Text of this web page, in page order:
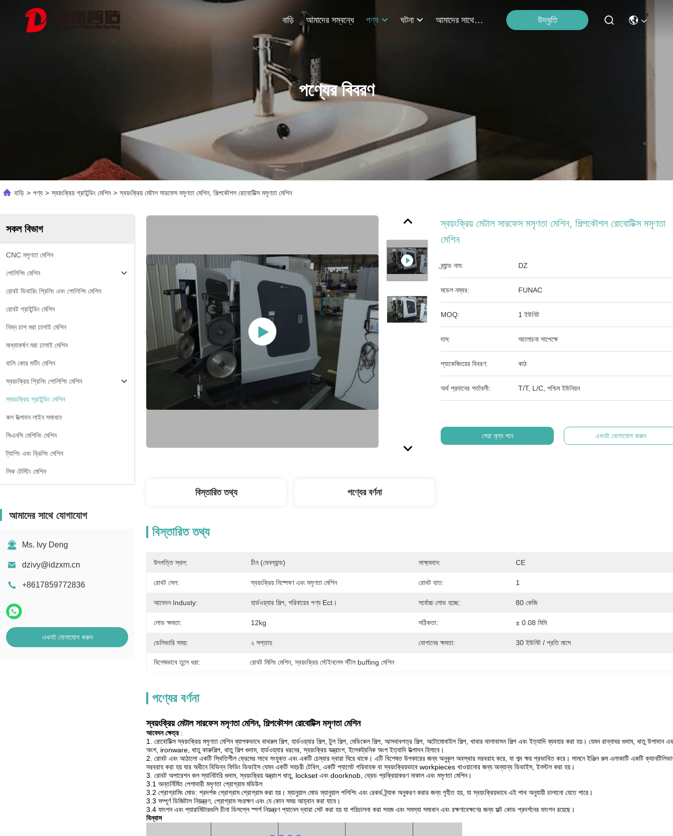
বাড়ি আমাদের সম্বন্ধে পণ্য ঘটনা আমাদের সাথে যোগাযোগ উদ্ধৃতি
পণ্যের বিবরণ
বাড়ি > পণ্য > স্বয়ংক্রিয় গ্রাইন্ডিং মেশিন > স্বয়ংক্রিয় মেটাল সারফেস মসৃণতা মেশিন, শিল্পকৌশল রোবোটিক্স মসৃণতা মেশিন
সকল বিভাগ
CNC মসৃণতা মেশিন
পোলিশিং মেশিন
রোবট ডিবারিং গ্রিলিং এবং পোলিশিং মেশিন
রোবট গ্রাইন্ডিং মেশিন
নিম্ন চাপ মরা ঢালাই মেশিন
মাধ্যাকর্ষণ মরা ঢালাই মেশিন
বালি কোর শুটিং মেশিন
স্বয়ংক্রিয় গ্রিলিং পোলিশিং মেশিন
স্বয়ংক্রিয় গ্রাইন্ডিং মেশিন
কল উত্পাদন লাইন সমাধান
সিএনসি মেশিনিং মেশিন
ট্যাপিং এবং ড্রিলিং মেশিন
লিক টেস্টিং মেশিন
আমাদের সাথে যোগাযোগ
Ms. Ivy Deng
dzivy@idzxm.cn
+8617859772836
এখনই যোগাযোগ করুন
স্বয়ংক্রিয় মেটাল সারফেস মসৃণতা মেশিন, শিল্পকৌশল রোবোটিক্স মসৃণতা
মেশিন
ব্র্যান্ড নাম: DZ
মডেল নম্বর: FUNAC
MOQ: 1 ইউনিট
দাম: আলোচনা সাপেক্ষে
প্যাকেজিংয়ের বিবরণ: কাঠ
অর্থ প্রদানের শর্তাবলী: T/T, L/C, পশ্চিম ইউনিয়ন
সেরা মূল্য পান এখনই যোগাযোগ করুন
বিস্তারিত তথ্য পণ্যের বর্ণনা
বিস্তারিত তথ্য
উৎপত্তি স্থল: চীন (মেনল্যান্ড) সাক্ষ্যদান: CE
রোবট সেল: স্বয়ংক্রিয় নিষ্পেষণ এবং মসৃণতা মেশিন রোবট হাত: 1
আবেদন Industy: হার্ডওয়্যার শিল্প, পরিবারের পণ্য Ect। সর্বোচ্চ লোড হচ্ছে: 80 কেজি
লোড ক্ষমতা: 12kg সঠিকতা: ± 0.08 মিমি
ডেলিভারি সময়: ২ সপ্তাহ যোগানের ক্ষমতা: 30 ইউনিট / প্রতি মাসে
বিশেষভাবে তুলে ধরা: রোবট মিলিং মেশিন, স্বয়ংক্রিয় স্টেইনলেস স্টীল buffing মেশিন
পণ্যের বর্ণনা
স্বয়ংক্রিয় মেটাল সারফেস মসৃণতা মেশিন, শিল্পকৌশল রোবোটিক্স মসৃণতা মেশিন
আবেদন ক্ষেত্র:
1. রোবোটিক্স স্বয়ংক্রিয় মসৃণতা মেশিন ব্যাপকভাবে বাথরুম শিল্প, হার্ডওয়্যার শিল্প, টুল শিল্প, মেডিকেল শিল্প, আসবাবপত্র শিল্প, অটোমোবাইল শিল্প, খাবার থালাবাসন শিল্প এবং ইত্যাদি ব্যবহার করা হয়। যেমন রান্নাঘর গুদাম, ধাতু উপাদান
অংশ, ironware, ধাতু কারুশিল্প, ধাতু শিল্প গুদাম, হার্ডওয়্যার ধরনের, স্বয়ংক্রিয় যন্ত্রাংশ, ইলেকট্রনিক অংশ ইত্যাদি উত্পাদন হিসাবে।
2. রোবট এবং আঠালো একটি স্থিতিশীল ফ্রেমের সাথে সংযুক্ত এবং একটি চেম্বার দ্বারা ঘিরে থাকে। এটি বিশেষত উপকারের জন্য অনুকূল অবস্থার সরবরাহ করে, যা শব্দ ক্ষয় প্রভাবিত করে। সামনে ইঞ্জিন রুম এলাকাটি একটি
সরবরাহ করা হয় যার অধীনে বিভিন্ন ফিডিং ডিভাইস যেমন একটি সহচরী টেবিল, একটি প্যালেট পরিবাহক বা স্বয়ংক্রিয়ভাবে workpieces খাওয়ানোর জন্য অন্যান্য ডিভাইস, ইনস্টল করা হয়।
3. রোবট অপারেশন কল স্যানিটারি গুদাম, স্বয়ংক্রিয় যন্ত্রাংশ ধাতু, lockset এবং doorknob, থ্রেড প্রক্রিয়াকরণ নাকাল এবং মসৃণতা মেশিন।
3.1 অন্তর্নির্মিত পেশাদারী মসৃণতা প্রোগ্রাম মডিউল
3.2 প্রোগ্রামিং মোড: প্রদর্শক প্রোগ্রাম প্রোগ্রাম করা হয়। ম্যানুয়াল মোড ম্যানুয়াল পলিশিং এবং রেকর্ড ট্র্যাক অনুকরণ করার জন্য গৃহীত হয়, যা স্বয়ংক্রিয়ভাবে এই পাথ অনুযায়ী চালানো যেতে পারে।
3.3 সম্পূর্ণ ডিজিটাল নিয়ন্ত্রণ, প্রোগ্রাম সংরক্ষণ এবং যে কোন সময় আহ্বান করা যাবে।
3.4 ফাংশন এবং প্যারামিটারগুলি চীনা ডিসপ্লে স্পর্শ নিয়ন্ত্রণ প্যানেল দ্বারা সেট করা হয় যা পরিচালনা করা সহজ এবং সমস্যা সমাধান এবং রক্ষণাবেক্ষণের জন্য ফল্ট কোড প্রদর্শনের ফাংশন রয়েছে।
বিন্যাস